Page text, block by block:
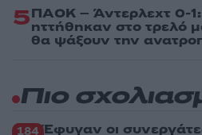
5ΠΑΟΚ – Άντερλεχτ 0-1:
ηττήθηκαν στο τρελό
θα ψάξουν την
Πιο
184 Έφυγαν οι